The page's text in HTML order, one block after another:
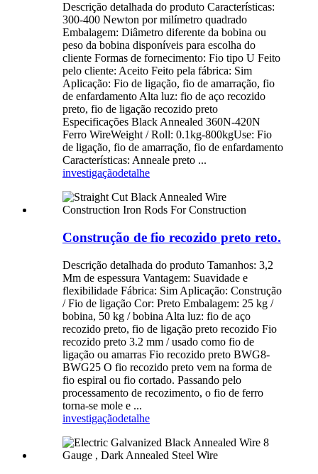
Descrição detalhada do produto Características:
300-400 Newton por milímetro quadrado
Embalagem: Diâmetro diferente da bobina ou
peso da bobina disponíveis para escolha do
cliente Formas de fornecimento: Fio tipo U Feito
pelo cliente: Aceito Feito pela fábrica: Sim
Aplicação: Fio de ligação, fio de amarração, fio
de enfardamento Alta luz: fio de aço recozido
preto, fio de ligação recozido preto
Especificações Black Annealed 360N-420N
Ferro WireWeight / Roll: 0.1kg-800kgUse: Fio
de ligação, fio de amarração, fio de enfardamento
Características: Anneale preto ...
investigaçãodetalhe
Construção de fio recozido preto reto.
Descrição detalhada do produto Tamanhos: 3,2
Mm de espessura Vantagem: Suavidade e
flexibilidade Fábrica: Sim Aplicação: Construção
/ Fio de ligação Cor: Preto Embalagem: 25 kg /
bobina, 50 kg / bobina Alta luz: fio de aço
recozido preto, fio de ligação preto recozido Fio
recozido preto 3.2 mm / usado como fio de
ligação ou amarras Fio recozido preto BWG8-
BWG25 O fio recozido preto vem na forma de
fio espiral ou fio cortado. Passando pelo
processamento de recozimento, o fio de ferro
torna-se mole e ...
investigaçãodetalhe